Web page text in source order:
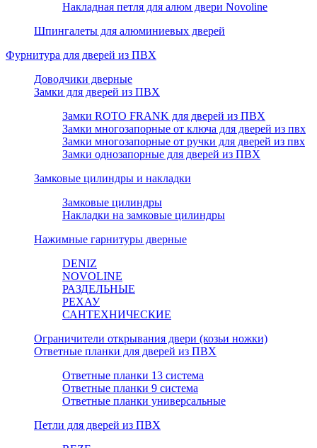
Накладная петля для алюм двери Novoline
Шпингалеты для алюминиевых дверей
Фурнитура для дверей из ПВХ
Доводчики дверные
Замки для дверей из ПВХ
Замки ROTO FRANK для дверей из ПВХ
Замки многозапорные от ключа для дверей из пвх
Замки многозапорные от ручки для дверей из пвх
Замки однозапорные для дверей из ПВХ
Замковые цилиндры и накладки
Замковые цилиндры
Накладки на замковые цилиндры
Нажимные гарнитуры дверные
DENIZ
NOVOLINE
РАЗДЕЛЬНЫЕ
РЕХАУ
САНТЕХНИЧЕСКИЕ
Ограничители открывания двери (козьи ножки)
Ответные планки для дверей из ПВХ
Ответные планки 13 система
Ответные планки 9 система
Ответные планки универсальные
Петли для дверей из ПВХ